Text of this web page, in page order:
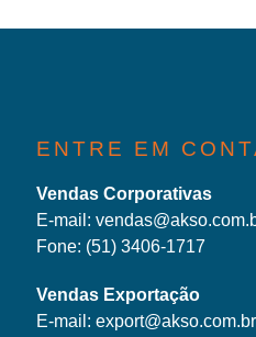
ENTRE EM
Vendas Corporativas
E-mail:
Fone: (51) 3406-1717
Vendas Exportação
E-mail:export@akso.com.br